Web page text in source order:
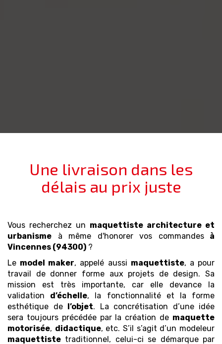
Une livraison dans les
délais au prix juste
Vous recherchez un maquettiste architecture et
urbanisme à même d'honorer vos commandes
à
Vincennes (94300) ?
Le model maker, appelé aussi maquettiste, a pour
travail de donner forme aux projets de design. Sa
mission est très importante, car elle devance la
validation d’échelle, la fonctionnalité et la forme
esthétique de
l’objet. La concrétisation d’une idée
sera toujours précédée par la création de maquette
motorisée, didactique, etc. S’il s’agit d’un modeleur
maquettiste traditionnel, celui-ci se démarque par